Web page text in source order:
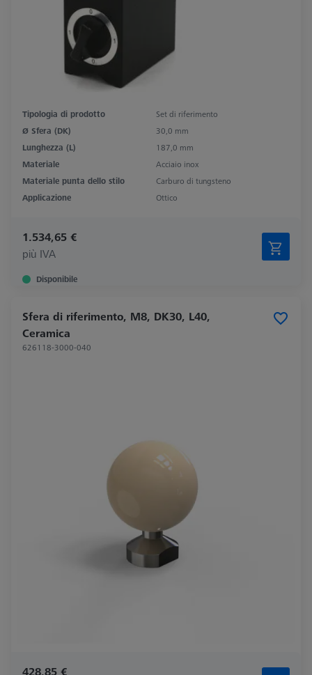
Tipologia di prodotto
Set di riferimento
Ø Sfera (DK)
30,0 mm
Lunghezza (L)
187,0 mm
Materiale
Acciaio inox
Materiale punta dello stilo
Carburo di tungsteno
Applicazione
Ottico
1.534,65 €
più IVA
Disponibile
Sfera di riferimento, M8, DK30, L40,
Ceramica
626118-3000-040
428,85 €